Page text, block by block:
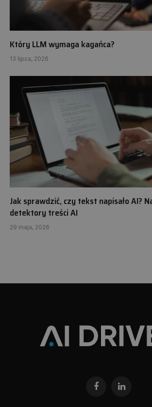
Który LLM wymaga kagańca?
13 lipca, 2026
Jak sprawdzić, czy tekst napisało AI?
detektory treści AI
29 maja, 2026
FacebookLinkedIn